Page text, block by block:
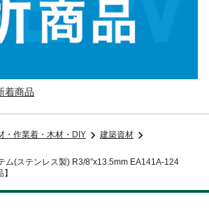
着商品
・作業着・木材・DIY
建築資材
ム(ステンレス製) R3/8”x13.5mm EA141A-124